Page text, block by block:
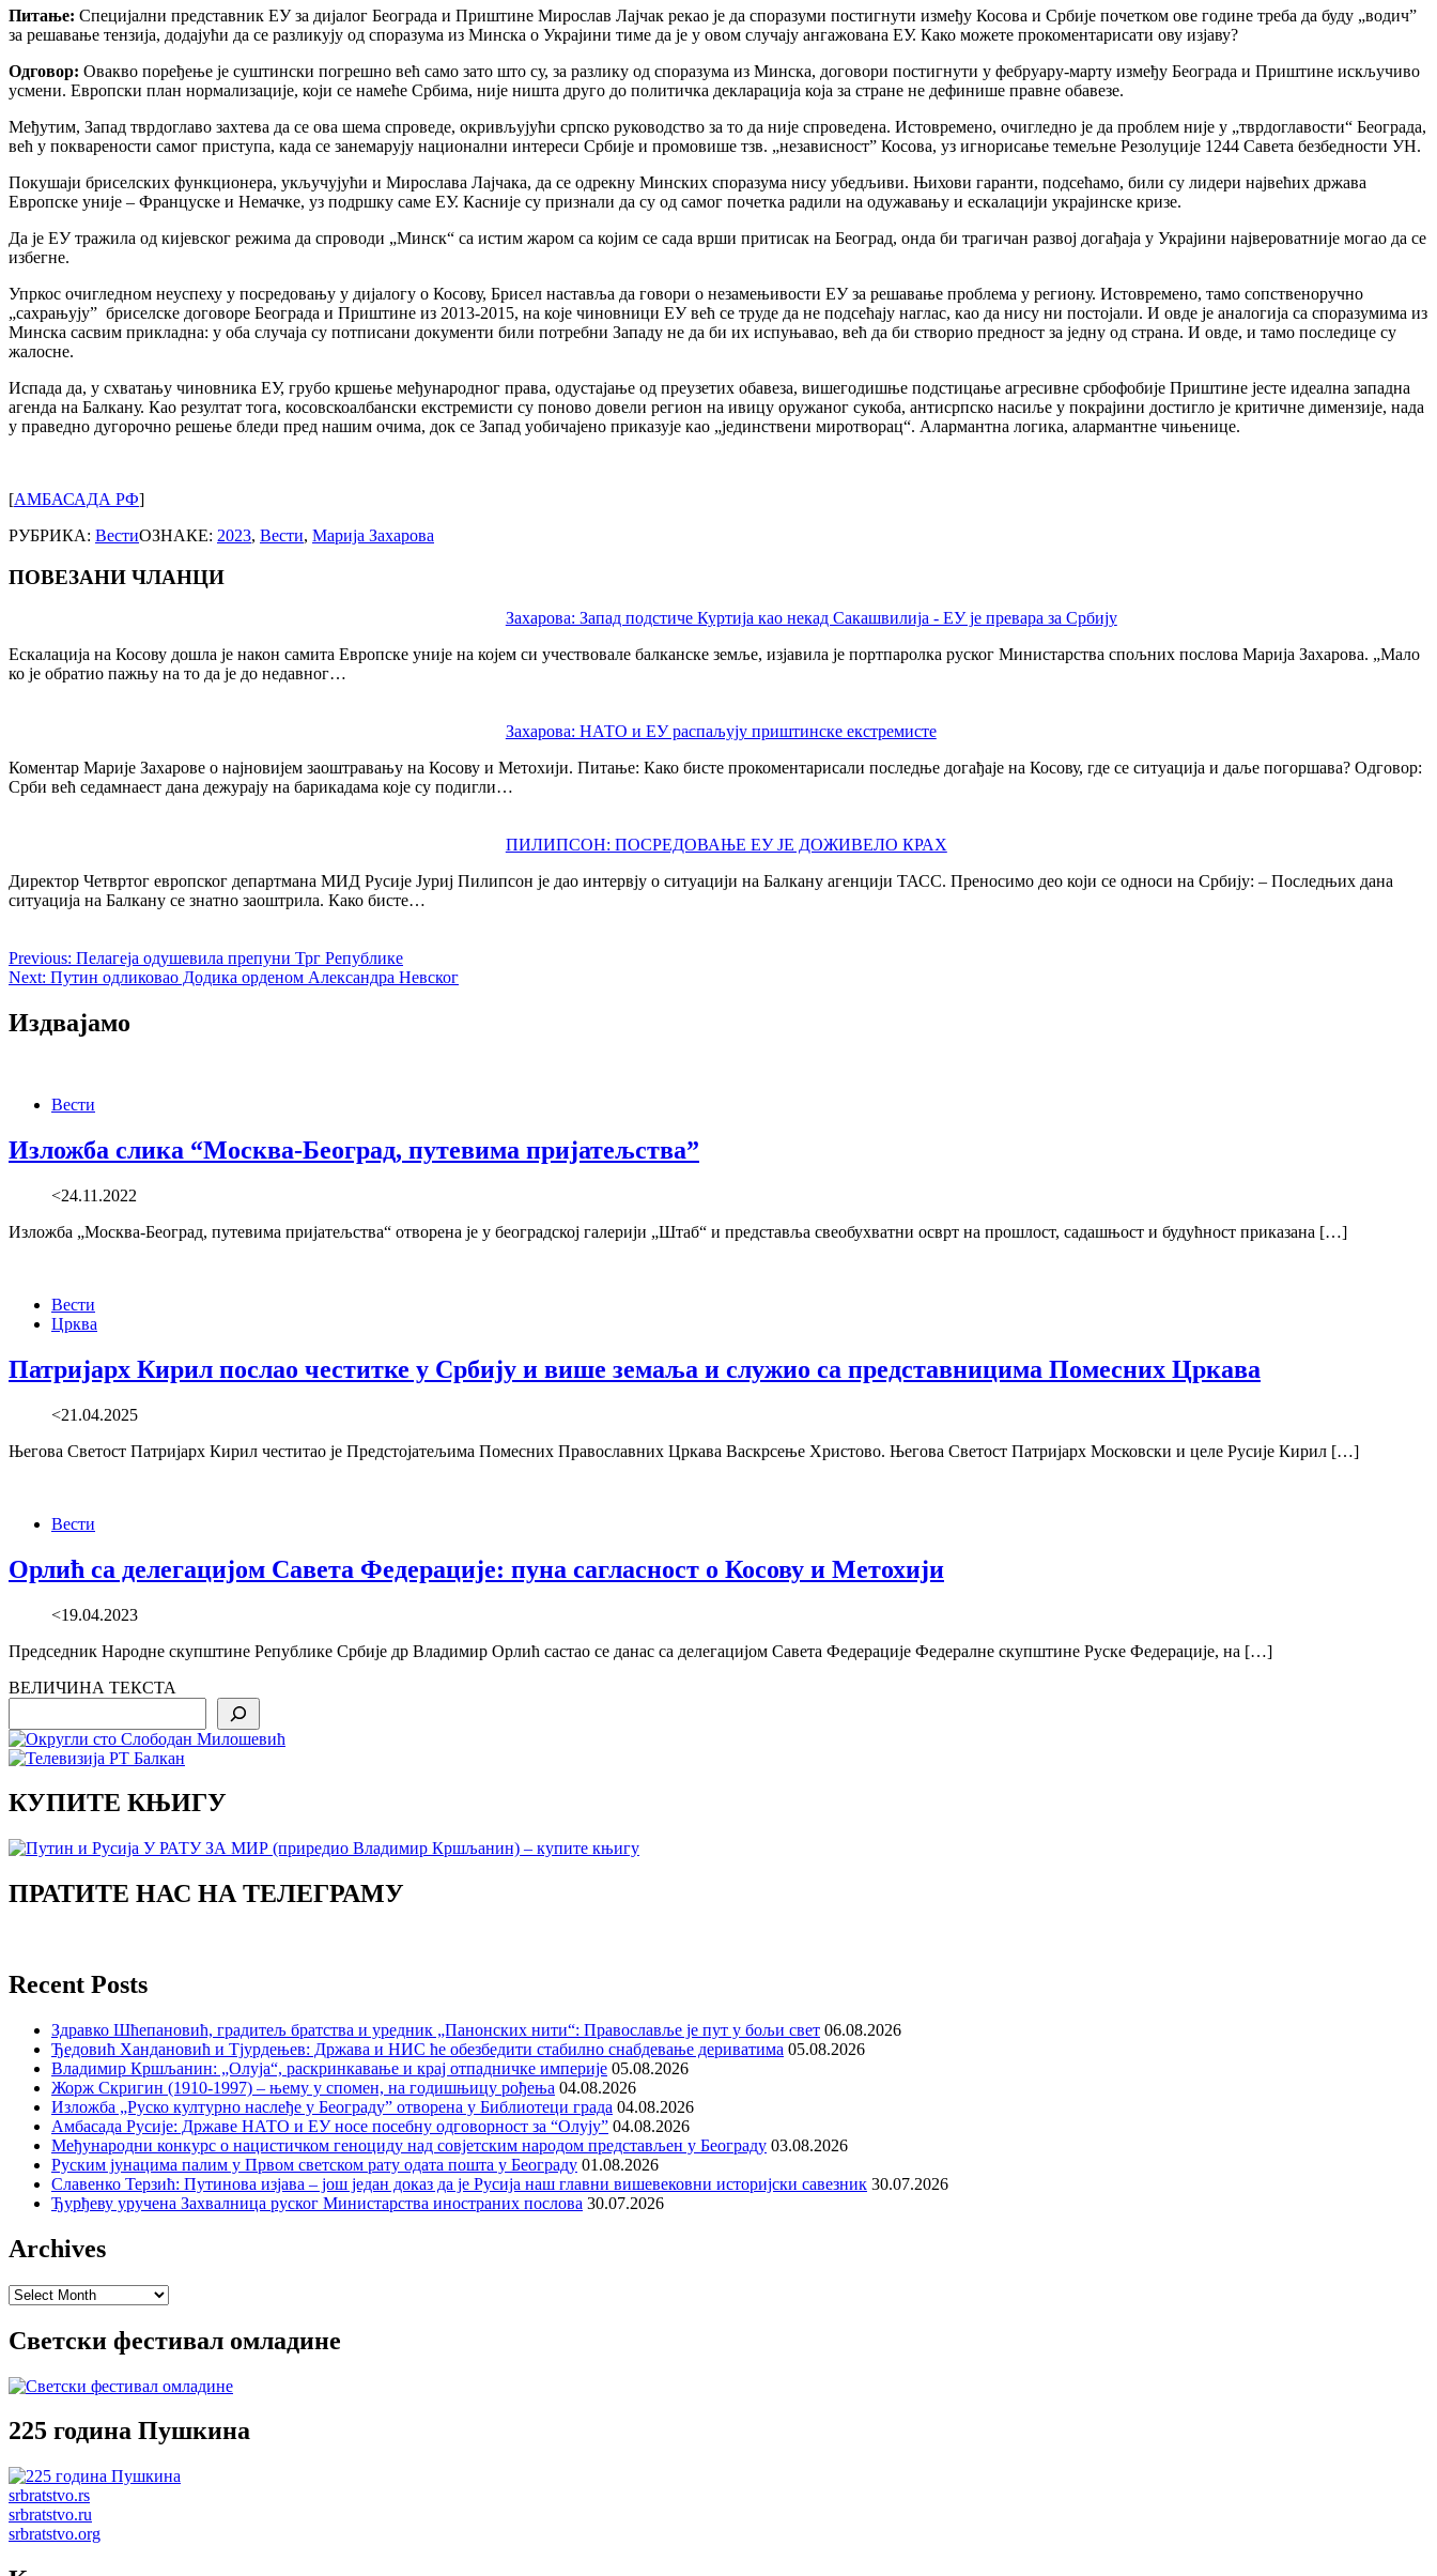
Питање: Специјални представник ЕУ за дијалог Београда и Приштине Мирослав Лајчак рекао је да споразуми постигнути између Косова и Србије почетком ове године треба да буду „водич”
за решавање тензија, додајући да се разликују од споразума из Минска о Украјини тиме да је у овом случају ангажована ЕУ. Како можете прокоментарисати ову изјаву?
Одговор: Овакво поређење је суштински погрешно већ само зато што су, за разлику од споразума из Минска, договори постигнути у фебруару-марту између Београда и Приштине искључиво
усмени. Европски план нормализације, који се намеће Србима, није ништа друго до политичка декларација која за стране не дефинише правне обавезе.
Међутим, Запад тврдоглаво захтева да се ова шема спроведе, окривљујући српско руководство за то да није спроведена. Истовремено, очигледно је да проблем није у „тврдоглавости“ Београда,
већ у покварености самог приступа, када се занемарују национални интереси Србије и промовише тзв. „независност” Косова, уз игнорисање темељне Резолуције 1244 Савета безбедности УН.
Покушаји бриселских функционера, укључујући и Мирослава Лајчака, да се одрекну Минских споразума нису убедљиви. Њихови гаранти, подсећамо, били су лидери највећих држава
Европске уније – Француске и Немачке, уз подршку саме ЕУ. Касније су признали да су од самог почетка радили на одужавању и ескалацији украјинске кризе.
Да је ЕУ тражила од кијевског режима да спроводи „Минск“ са истим жаром са којим се сада врши притисак на Београд, онда би трагичан развој догађаја у Украјини највероватније могао да се
избегне.
Упркос очигледном неуспеху у посредовању у дијалогу о Косову, Брисел наставља да говори о незамењивости ЕУ за решавање проблема у региону. Истовремено, тамо сопственоручно
„сахрањују” бриселске договоре Београда и Приштине из 2013-2015, на које чиновници ЕУ већ се труде да не подсећају наглас, као да нису ни постојали. И овде је аналогија са споразумима из
Минска сасвим прикладна: у оба случаја су потписани документи били потребни Западу не да би их испуњавао, већ да би створио предност за једну од страна. И овде, и тамо последице су
жалосне.
Испада да, у схватању чиновника ЕУ, грубо кршење међународног права, одустајање од преузетих обавеза, вишегодишње подстицање агресивне србофобије Приштине јесте идеална западна
агенда на Балкану. Као резултат тога, косовскоалбански екстремисти су поново довели регион на ивицу оружаног сукоба, антисрпско насиље у покрајини достигло је критичне димензије, нада
у праведно дугорочно решење бледи пред нашим очима, док се Запад уобичајено приказује као „јединствени миротворац“. Алармантна логика, алармантне чињенице.
[АМБАСАДА РФ]
РУБРИКА: ВестиОЗНАКЕ: 2023, Вести, Марија Захарова
ПОВЕЗАНИ ЧЛАНЦИ
Захарова: Запад подстиче Куртија као некад Сакашвилија - ЕУ је превара за Србију
Ескалација на Косову дошла је након самита Европске уније на којем си учествовале балканске земље, изјавила је портпаролка руског Министарства спољних послова Марија Захарова. „Мало
ко је обратио пажњу на то да је до недавног…
Захарова: НАТО и ЕУ распаљују приштинске екстремисте
Коментар Марије Захарове о најновијем заоштравању на Косову и Метохији. Питање: Како бисте прокоментарисали последње догађаје на Косову, где се ситуација и даље погоршава? Одговор:
Срби већ седамнаест дана дежурају на барикадама које су подигли…
ПИЛИПСОН: ПОСРЕДОВАЊЕ ЕУ ЈЕ ДОЖИВЕЛО КРАХ
Директор Четвртог европског департмана МИД Русије Јуриј Пилипсон је дао интервју о ситуацији на Балкану агенцији ТАСС. Преносимо део који се односи на Србију: – Последњих дана
ситуација на Балкану се знатно заоштрила. Како бисте…
navigation
Previous: Пелагеја одушевила препуни Трг Републике
Next: Путин одликовао Додика орденом Александра Невског
Издвајамо
Вести
Изложба слика “Москва-Београд, путевима пријатељства”
<24.11.2022
Изложба „Москва-Београд, путевима пријатељства“ отворена је у београдској галерији „Штаб“ и представља свеобухватни осврт на прошлост, садашњост и будућност приказана […]
Вести
Црква
Патријарх Кирил послао честитке у Србију и више земаља и служио са представницима Помесних Цркава
<21.04.2025
Његова Светост Патријарх Кирил честитао је Предстојатељима Помесних Православних Цркава Васкрсење Христово. Његова Светост Патријарх Московски и целе Русије Кирил […]
Вести
Орлић са делегацијом Савета Федерације: пуна сагласност о Косову и Метохији
<19.04.2023
Председник Народне скупштине Републике Србије др Владимир Орлић састао се данас са делегацијом Савета Федерације Федералне скупштине Руске Федерације, на […]
ВЕЛИЧИНА ТЕКСТА
КУПИТЕ КЊИГУ
ПРАТИТЕ НАС НА ТЕЛЕГРАМУ
Recent Posts
Здравко Шћепановић, градитељ братства и уредник „Панонских нити“: Православље је пут у бољи свет 06.08.2026
Ђедовић Хандановић и Тјурдењев: Држава и НИС ће обезбедити стабилно снабдевање дериватима 05.08.2026
Владимир Кршљанин: „Олуја“, раскринкавање и крај отпадничке империје 05.08.2026
Жорж Скригин (1910-1997) – њему у спомен, на годишњицу рођења 04.08.2026
Изложба „Руско културно наслеђе у Београду” отворена у Библиотеци града 04.08.2026
Амбасада Русије: Државе НАТО и ЕУ носе посебну одговорност за “Олују” 04.08.2026
Међународни конкурс о нацистичком геноциду над совјетским народом представљен у Београду 03.08.2026
Руским јунацима палим у Првом светском рату одата пошта у Београду 01.08.2026
Славенко Терзић: Путинова изјава – још један доказ да је Русија наш главни вишевековни историјски савезник 30.07.2026
Ђурђеву уручена Захвалница руског Министарства иностраних послова 30.07.2026
Archives
Archives
Светски фестивал омладине
225 година Пушкина
srbratstvo.rs
srbratstvo.ru
srbratstvo.org